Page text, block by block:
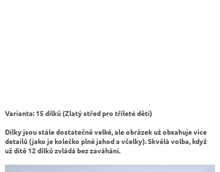
Varianta: 15 dílků (Zlatý střed pro tříleté děti)
Dílky jsou stále dostatečně velké, ale obrázek už obsahuje více
detailů (jako je kolečko plné jahod a včelky). Skvělá volba, když
už dítě 12 dílků zvládá bez zaváhání.